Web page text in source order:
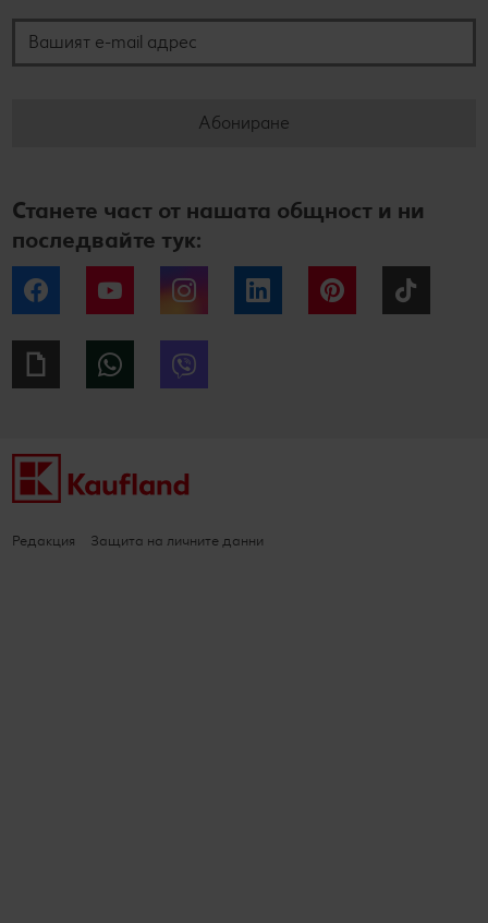
Абониране
Станете част от нашата общност и ни
последвайте тук:
Facebook YouTube Instagram LinkedIn Pinterest
Giphy WhatsApp
Редакция Защита на личните данни